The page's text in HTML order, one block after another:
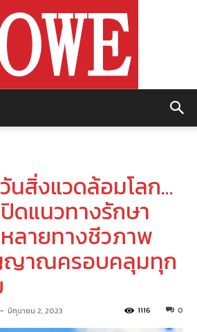
นสิ่งแวดล้อมโลก…
ดแนวทางรักษา
ลายทางชีวภาพ
ญาณครอบคลุมทุก
- มิถุนายน 2, 2023 0
1116